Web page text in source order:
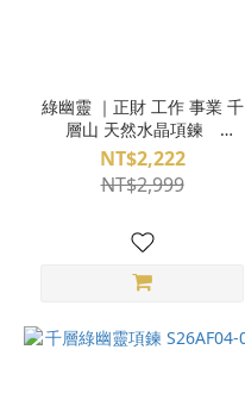
綠幽靈 ｜正財 工作 事業 千
層山 天然水晶項鍊
Q25AA08-001
NT$2,222
NT$2,999